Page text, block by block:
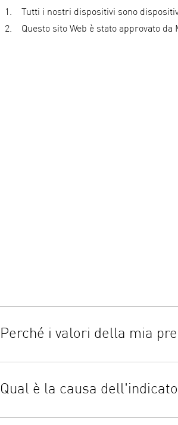
Tutti i nostri dispositivi sono
Questo sito Web è stato approvato da
Perché i valori della mia
misurazione della pressione sanguigna,
tecnica dell'utente è molto importante
Qual è la causa